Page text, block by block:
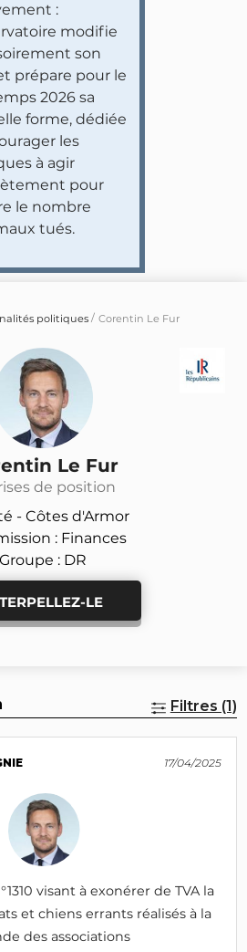
:
modifie
son
prépare pour le
2026 sa
forme, dédiée
les
à agir
pour
le nombre
tués.
politiques Corentin Le Fur
Le Fur
de position
- Côtes d'Armor
: Finances
Groupe : DR
LE
Filtres (1)
17/04/2025
visant à exonérer de TVA la
et chiens errants réalisés à la
des associations